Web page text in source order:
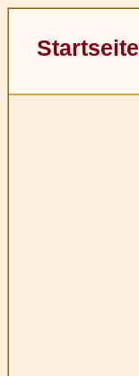
Startseite